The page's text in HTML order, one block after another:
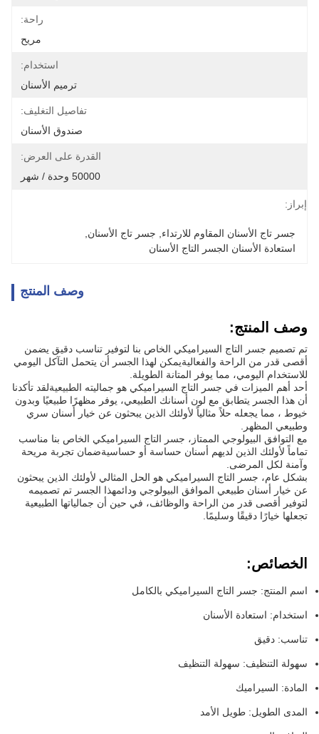
راحة:
مريح
استخدام:
ترميم الأسنان
تفاصيل التغليف:
صندوق الأسنان
القدرة على العرض:
50000 وحدة / شهر
إبراز:
جسر تاج الأسنان المقاوم للارتداء, جسر تاج الأسنان,
استعادة الأسنان الجسر التاج الأسنان
وصف المنتج
وصف المنتج:
تم تصميم جسر التاج السيراميكي الخاص بنا لتوفير تناسب دقيق يضمن
أقصى قدر من الراحة والفعاليةيمكن لهذا الجسر أن يتحمل التآكل اليومي
للاستخدام اليومي، مما يوفر المتانة الطويلة.
أحد أهم الميزات في جسر التاج السيراميكي هو جماليته الطبيعيةلقد تأكدنا
أن هذا الجسر يتطابق مع لون أسنانك الطبيعي، يوفر مظهرًا طبيعيًا وبدون
خيوط ، مما يجعله حلاً مثالياً لأولئك الذين يبحثون عن خيار أسنان سري
وطبيعي المظهر.
مع التوافق البيولوجي الممتاز، جسر التاج السيراميكي الخاص بنا مناسب
تماماً لأولئك الذين لديهم أسنان حساسة أو حساسيةضمان تجربة مريحة
وآمنة لكل المرضى.
بشكل عام، جسر التاج السيراميكي هو الحل المثالي لأولئك الذين يبحثون
عن خيار أسنان طبيعي الموافق البيولوجي ودائمهذا الجسر تم تصميمه
لتوفير أقصى قدر من الراحة والوظائف، في حين أن جمالياتها الطبيعية
تجعلها خيارًا دقيقًا وسليمًا.
الخصائص:
اسم المنتج: جسر التاج السيراميكي بالكامل
استخدام: استعادة الأسنان
تناسب: دقيق
سهولة التنظيف: سهولة التنظيف
المادة: السيراميك
المدى الطويل: طويل الأمد